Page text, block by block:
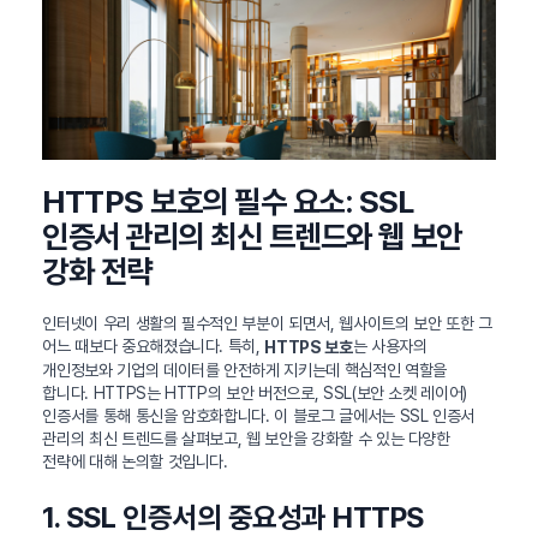
정부지원사업
HTTPS 보호의 필수 요소: SSL
인증서 관리의 최신 트렌드와 웹 보안
강화 전략
인터넷이 우리 생활의 필수적인 부분이 되면서, 웹사이트의 보안 또한 그
어느 때보다 중요해졌습니다. 특히,
HTTPS 보호는 사용자의
개인정보와 기업의 데이터를 안전하게 지키는데 핵심적인 역할을
합니다. HTTPS는 HTTP의 보안 버전으로, SSL(보안 소켓 레이어)
인증서를 통해 통신을 암호화합니다. 이 블로그 글에서는 SSL 인증서
관리의 최신 트렌드를 살펴보고, 웹 보안을 강화할 수 있는 다양한
전략에 대해 논의할 것입니다.
1. SSL 인증서의 중요성과 HTTPS